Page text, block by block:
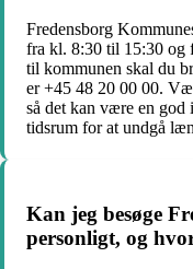
Fredensborg
fra kl. 8:30 til 15:30 og
til kommunen skal du
er +45 48 20 00 00.
så det kan være en god
tidsrum for at undgå
Kan jeg besøge
personligt, og